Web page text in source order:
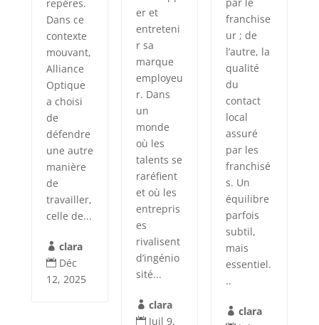
repères.
Dans ce
contexte
mouvant,
Alliance
Optique
a choisi
de
défendre
une autre
manière
de
travailler,
celle de...
 clara
 Déc
12, 2025
er et
entreteni
r sa
marque
employeu
r. Dans
un
monde
où les
talents se
raréfient
et où les
entrepris
es
rivalisent
d’ingénio
sité...
 clara
 Juil 9,
franchise
ur ; de
l’autre, la
qualité
du
contact
local
assuré
par les
franchisé
s. Un
équilibre
parfois
subtil,
mais
essentiel.
..
 clara